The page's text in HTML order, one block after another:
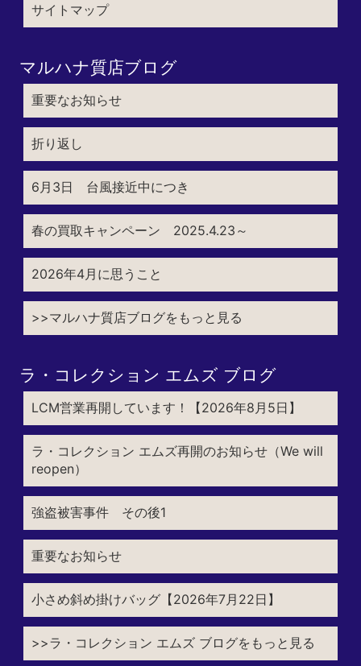
サイトマップ
マルハナ質店ブログ
重要なお知らせ
折り返し
6月3日 台風接近中につき
春の買取キャンペーン 2025.4.23～
2026年4月に思うこと
>>マルハナ質店ブログをもっと見る
ラ・コレクション エムズ ブログ
LCM営業再開しています！【2026年8月5日】
ラ・コレクション エムズ再開のお知らせ（We will
reopen）
強盗被害事件 その後1
重要なお知らせ
小さめ斜め掛けバッグ【2026年7月22日】
>>ラ・コレクション エムズ ブログをもっと見る